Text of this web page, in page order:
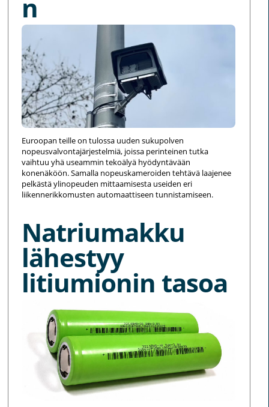
n
Euroopan teille on tulossa uuden sukupolven
nopeusvalvontajärjestelmiä, joissa perinteinen tutka
vaihtuu yhä useammin tekoälyä hyödyntävään
konenäköön. Samalla nopeuskameroiden tehtävä laajenee
pelkästä ylinopeuden mittaamisesta useiden eri
liikennerikkomusten automaattiseen tunnistamiseen.
Natriumakku
lähestyy
litiumionin tasoa